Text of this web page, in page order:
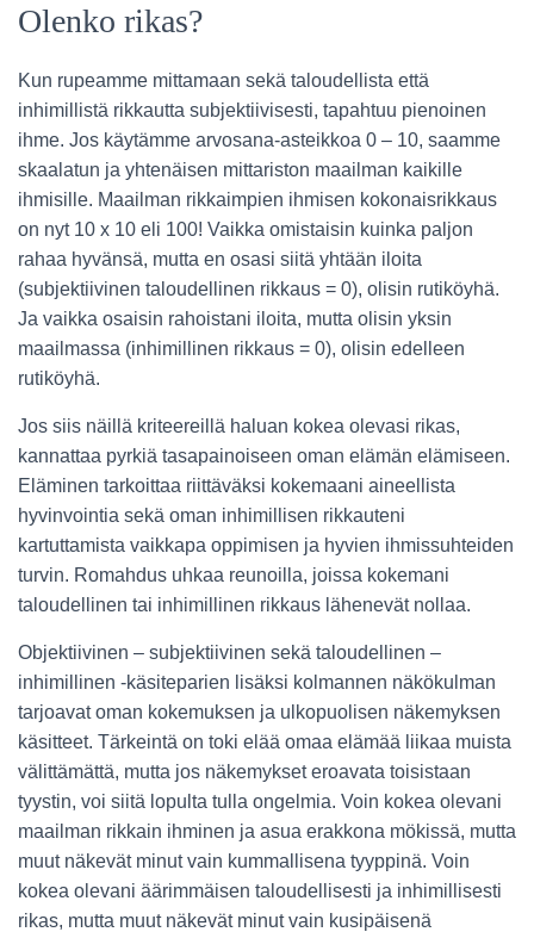
Olenko rikas?
Kun rupeamme mittamaan sekä taloudellista että
inhimillistä rikkautta subjektiivisesti, tapahtuu pienoinen
ihme. Jos käytämme arvosana-asteikkoa 0 – 10, saamme
skaalatun ja yhtenäisen mittariston maailman kaikille
ihmisille. Maailman rikkaimpien ihmisen kokonaisrikkaus
on nyt 10 x 10 eli 100! Vaikka omistaisin kuinka paljon
rahaa hyvänsä, mutta en osasi siitä yhtään iloita
(subjektiivinen taloudellinen rikkaus = 0), olisin rutiköyhä.
Ja vaikka osaisin rahoistani iloita, mutta olisin yksin
maailmassa (inhimillinen rikkaus = 0), olisin edelleen
rutiköyhä.
Jos siis näillä kriteereillä haluan kokea olevasi rikas,
kannattaa pyrkiä tasapainoiseen oman elämän elämiseen.
Eläminen tarkoittaa riittäväksi kokemaani aineellista
hyvinvointia sekä oman inhimillisen rikkauteni
kartuttamista vaikkapa oppimisen ja hyvien ihmissuhteiden
turvin. Romahdus uhkaa reunoilla, joissa kokemani
taloudellinen tai inhimillinen rikkaus lähenevät nollaa.
Objektiivinen – subjektiivinen sekä taloudellinen –
inhimillinen -käsiteparien lisäksi kolmannen näkökulman
tarjoavat oman kokemuksen ja ulkopuolisen näkemyksen
käsitteet. Tärkeintä on toki elää omaa elämää liikaa muista
välittämättä, mutta jos näkemykset eroavata toisistaan
tyystin, voi siitä lopulta tulla ongelmia. Voin kokea olevani
maailman rikkain ihminen ja asua erakkona mökissä, mutta
muut näkevät minut vain kummallisena tyyppinä. Voin
kokea olevani äärimmäisen taloudellisesti ja inhimillisesti
rikas, mutta muut näkevät minut vain kusipäisenä